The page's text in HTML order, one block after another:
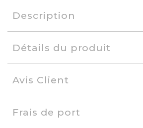
Description
Détails du produit
Avis Client
Frais de port